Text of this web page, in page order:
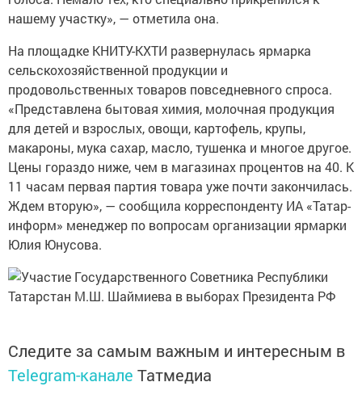
нашему участку», — отметила она.
На площадке КНИТУ-КХТИ развернулась ярмарка
сельскохозяйственной продукции и
продовольственных товаров повседневного спроса.
«Представлена бытовая химия, молочная продукция
для детей и взрослых, овощи, картофель, крупы,
макароны, мука сахар, масло, тушенка и многое другое.
Цены гораздо ниже, чем в магазинах процентов на 40. К
11 часам первая партия товара уже почти закончилась.
Ждем вторую», — сообщила корреспонденту ИА «Татар-
информ» менеджер по вопросам организации ярмарки
Юлия Юнусова.
Следите за самым важным и интересным в
Telegram-канале Татмедиа